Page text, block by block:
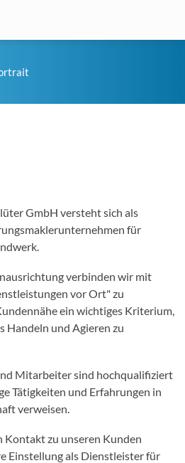
GmbH versteht sich als
für
verbinden wir mit
vor Ort" zu
ein wichtiges Kriterium,
Handeln und Agieren zu
Mitarbeiter sind hochqualifiziert
Tätigkeiten und Erfahrungen in
verweisen.
Kontakt zu unseren Kunden
Einstellung als Dienstleister für